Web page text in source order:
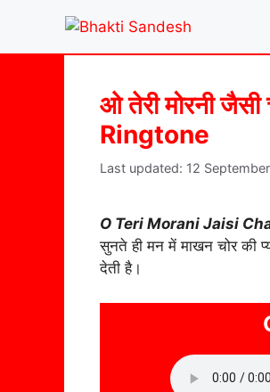
content
ओ तेरी मोरनी
Ringtone
12
O Teri Morani Jaisi
सुनते ही मन में माखन चोर की
देती है।